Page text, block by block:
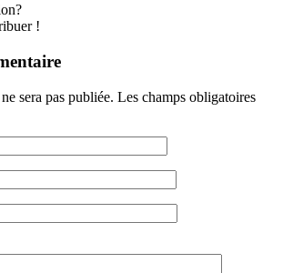
!
sera pas publiée. Les champs obligatoires